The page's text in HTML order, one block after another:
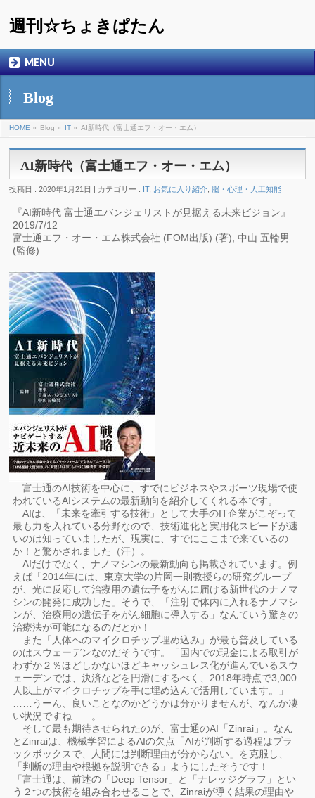
週刊☆ちょきぱたん
MENU
Blog
HOME » Blog » IT » AI新時代（富士通エフ・オー・エム）
AI新時代（富士通エフ・オー・エム）
投稿日 : 2020年1月21日 | カテゴリー : IT, お気に入り紹介 脳・心理・人工知能
『AI新時代 富士通エバンジェリストが見据える未来ビジョン』
2019/7/12
富士通エフ・オー・エム株式会社 (FOM出版) (著), 中山 五輪男
(監修)
富士通のAI技術を中心に、すでにビジネスやスポーツ現場で使
われているAIシステムの最新動向を紹介してくれる本です。
AIは、「未来を牽引する技術」として大手のIT企業がこぞって
最も力を入れている分野なので、技術進化と実用化スピードが速
いのは知っていましたが、現実に、すでにここまで来ているの
か！と驚かされました（汗）。
AIだけでなく、ナノマシンの最新動向も掲載されています。例
えば「2014年には、東京大学の片岡一則教授らの研究グループ
が、光に反応して治療用の遺伝子をがんに届ける新世代のナノマ
シンの開発に成功した」そうで、「注射で体内に入れるナノマシ
ンが、治療用の遺伝子をがん細胞に導入する」なんていう驚きの
治療法が可能になるのだとか！
また「人体へのマイクロチップ埋め込み」が最も普及している
のはスウェーデンなのだそうです。「国内での現金による取引が
わずか２％ほどしかないほどキャッシュレス化が進んでいるスウ
ェーデンでは、決済などを円滑にするべく、2018年時点で3,000
人以上がマイクロチップを手に埋め込んで活用しています。」
……うーん、良いことなのかどうかは分かりませんが、なんか凄
い状況ですね……。
そして最も期待させられたのが、富士通のAI「Zinrai」。なん
とZinraiは、機械学習によるAIの欠点「AIが判断する過程はブラ
ックボックスで、人間には判断理由が分からない」を克服し、
「判断の理由や根拠を説明できる」ようにしたそうです！
「富士通は、前述の「Deep Tensor」と「ナレッジグラフ」とい
う２つの技術を組み合わせることで、Zinraiが導く結果の理由や